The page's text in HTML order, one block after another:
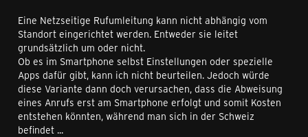
Eine Netzseitige Rufumleitung kann nicht abhängig vom
Standort eingerichtet werden. Entweder sie leitet
grundsätzlich um oder nicht.
Ob es im Smartphone selbst Einstellungen oder spezielle
Apps dafür gibt, kann ich nicht beurteilen. Jedoch würde
diese Variante dann doch verursachen, dass die Abweisung
eines Anrufs erst am Smartphone erfolgt und somit Kosten
entstehen könnten, während man sich in der Schweiz
befindet ...